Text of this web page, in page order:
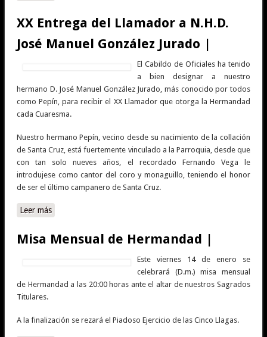
Cuaresma 2022 |
XX Entrega del Llamador a N.H.D.
José Manuel González Jurado |
El Cabildo de Oficiales ha tenido
a bien designar a nuestro
hermano D. José Manuel González Jurado, más conocido por todos
como Pepín, para recibir el XX Llamador que otorga la Hermandad
cada Cuaresma.
Nuestro hermano Pepín, vecino desde su nacimiento de la collación
de Santa Cruz, está fuertemente vinculado a la Parroquia, desde que
con tan solo nueves años, el recordado Fernando Vega le
introdujese como cantor del coro y monaguillo, teniendo el honor
de ser el último campanero de Santa Cruz.
Leer mássobre XX Entrega del Llamador a N.H.D. José Manuel
Misa Mensual de Hermandad |
Este viernes 14 de enero se
celebrará (D.m.) misa mensual
de Hermandad a las 20:00 horas ante el altar de nuestros Sagrados
Titulares.
A la finalización se rezará el Piadoso Ejercicio de las Cinco Llagas.